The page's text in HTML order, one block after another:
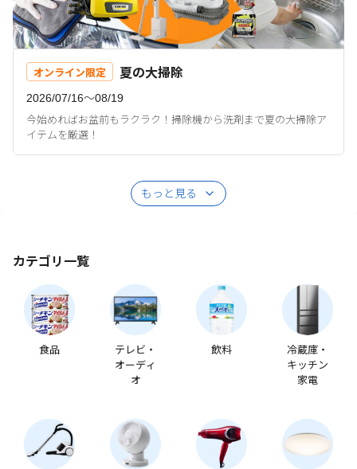
オンライン限定 夏の大掃除
2026/07/16〜08/19
今始めればお盆前もラクラク！掃除機から洗剤まで夏の大掃除ア
イテムを厳選！
もっと見る
カテゴリ一覧
食品
テレビ・
オーディ
オ
飲料
冷蔵庫・
キッチン
家電